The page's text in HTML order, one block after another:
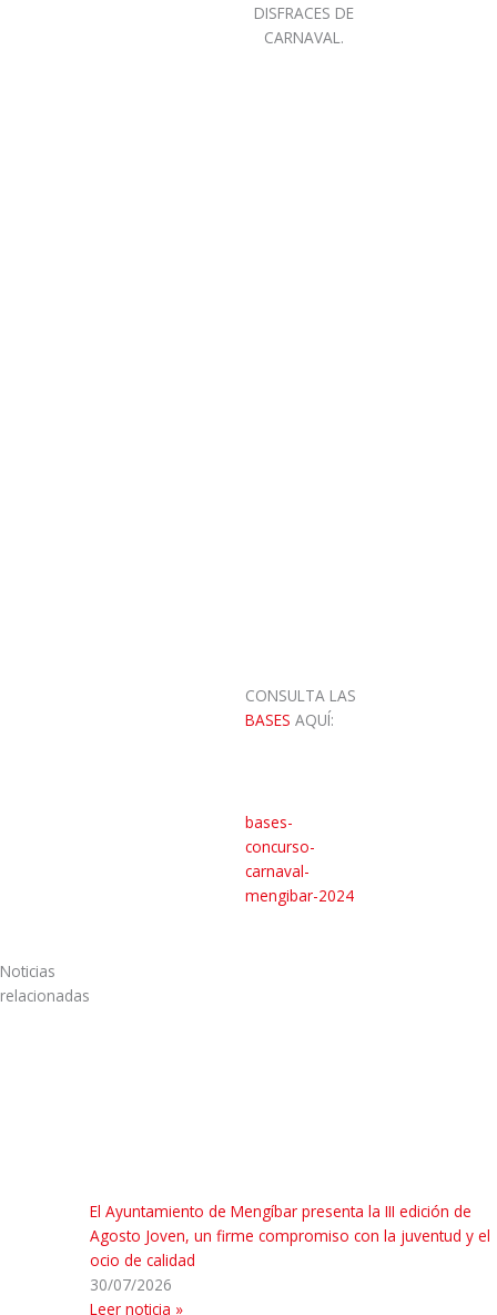
DISFRACES DE
CARNAVAL.
CONSULTA LAS
BASES AQUÍ:
bases-
concurso-
carnaval-
mengibar-2024
Noticias
relacionadas
El Ayuntamiento de Mengíbar presenta la III edición de
Agosto Joven, un firme compromiso con la juventud y el
ocio de calidad
30/07/2026
Leer noticia »